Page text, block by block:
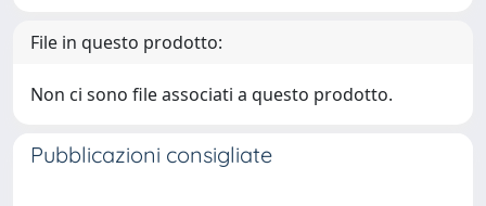
File in questo prodotto:
Non ci sono file associati a questo prodotto.
Pubblicazioni consigliate